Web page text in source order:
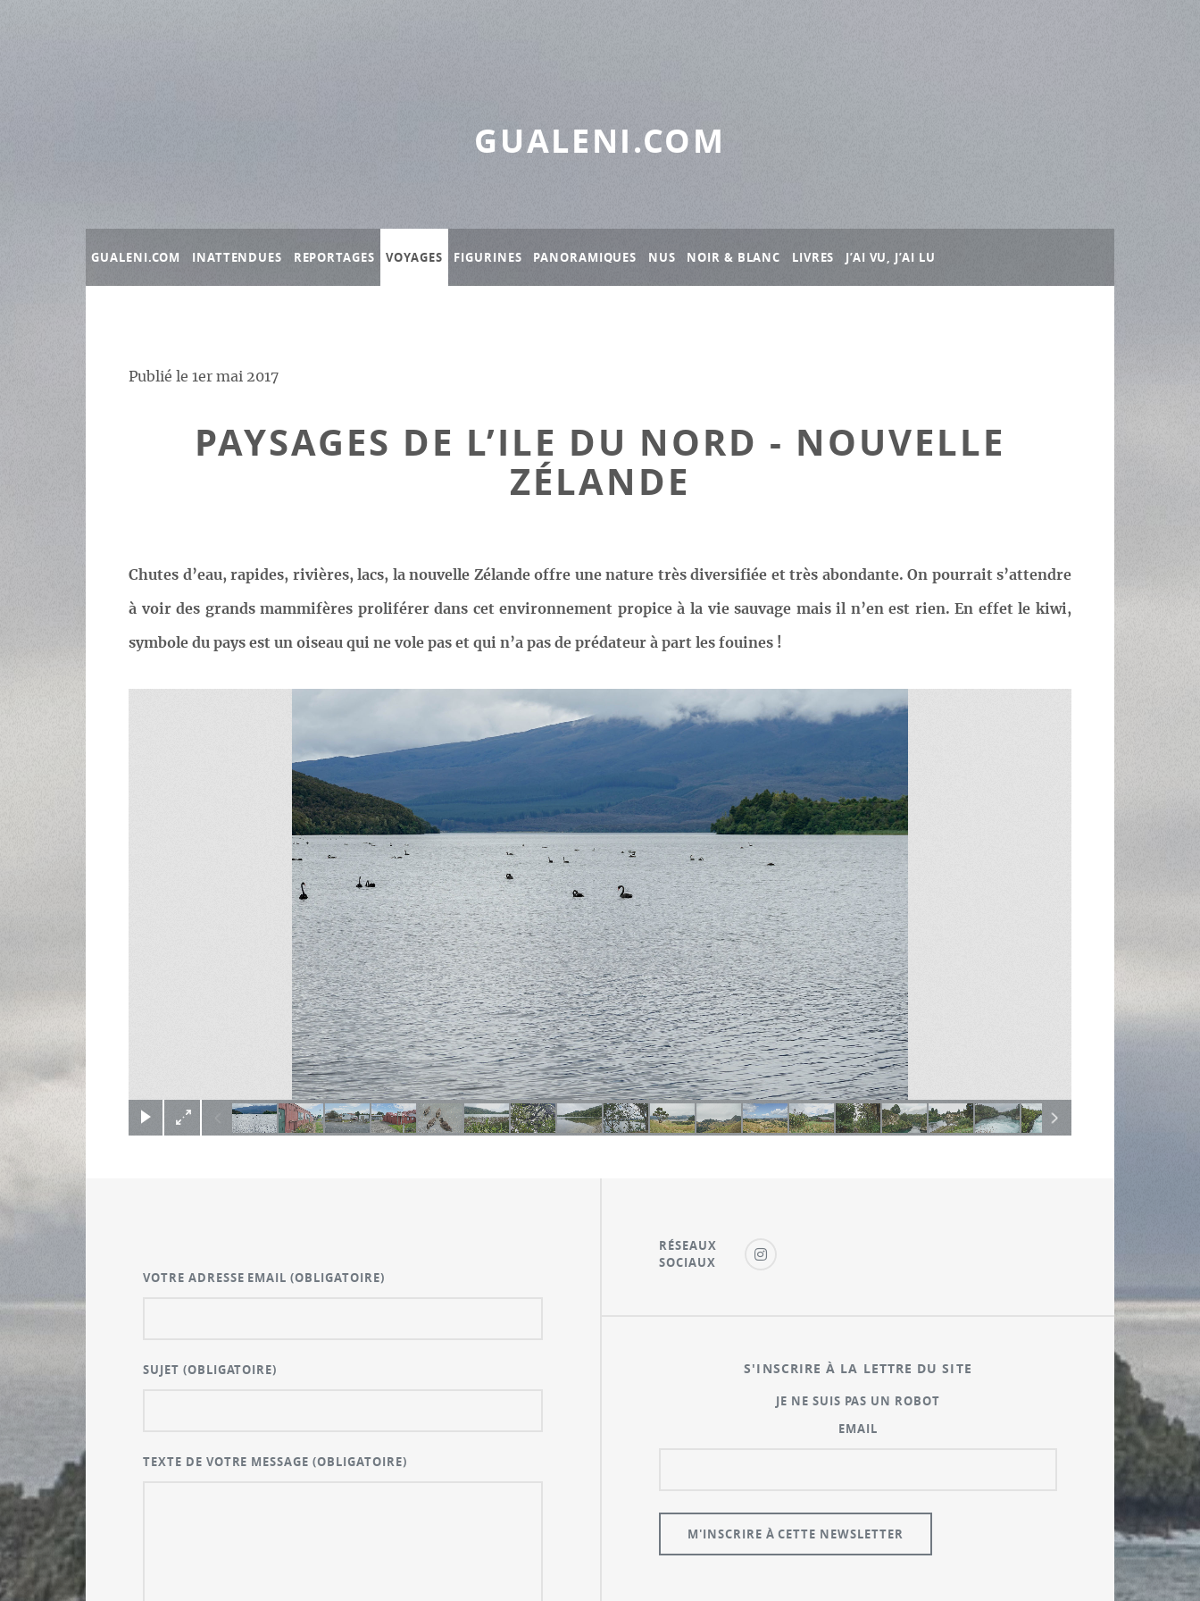
GUALENI.COM
GUALENI.COM INATTENDUES REPORTAGES VOYAGES FIGURINES PANORAMIQUES NUS NOIR & BLANC LIVRES J’AI VU, J’AI LU
Publié le 1er mai 2017
PAYSAGES DE L’ILE DU NORD - NOUVELLE
ZÉLANDE
Chutes d’eau, rapides, rivières, lacs, la nouvelle Zélande offre une nature très diversifiée et très abondante. On pourrait s’attendre
à voir des grands mammifères proliférer dans cet environnement propice à la vie sauvage mais il n’en est rien. En effet le kiwi,
symbole du pays est un oiseau qui ne vole pas et qui n’a pas de prédateur à part les fouines !
(c) Didier Gualeni
VOTRE ADRESSE EMAIL(OBLIGATOIRE)
SUJET (OBLIGATOIRE)
TEXTE DE VOTRE MESSAGE(OBLIGATOIRE)
RÉSEAUX
SOCIAUX
S'INSCRIRE À LA LETTRE DU SITE
JE NE SUIS PAS UN ROBOT
EMAIL